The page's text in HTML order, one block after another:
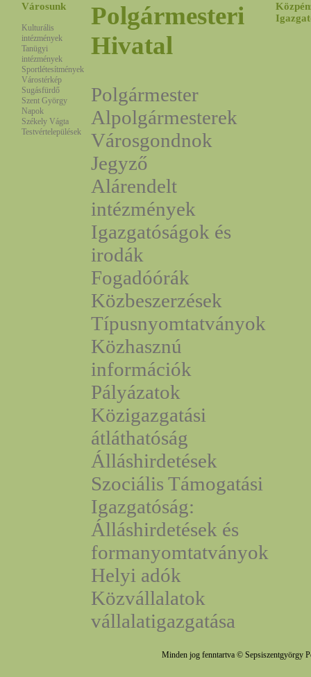
Városunk
Kulturális
intézmények
Tanügyi
intézmények
Sportlétesítmények
Várostérkép
Sugásfürdő
Szent György
Napok
Székely Vágta
Testvértelepülések
Polgármesteri
Hivatal
Polgármester
Alpolgármesterek
Városgondnok
Jegyző
Alárendelt
intézmények
Igazgatóságok és
irodák
Fogadóórák
Közbeszerzések
Típusnyomtatványok
Közhasznú
információk
Pályázatok
Közigazgatási
átláthatóság
Álláshirdetések
Szociális Támogatási
Igazgatóság:
Álláshirdetések és
formanyomtatványok
Helyi adók
Közvállalatok
vállalatigazgatása
Minden jog fenntartva © Sepsiszentgyörgy